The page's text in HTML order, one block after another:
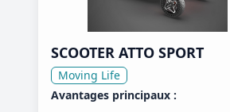
SCOOTER ATTO SPORT
Moving Life
Avantages principaux :